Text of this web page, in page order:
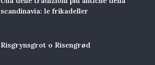
scandinavia: le frikadeller
Risgrynsgrot o Risengrød